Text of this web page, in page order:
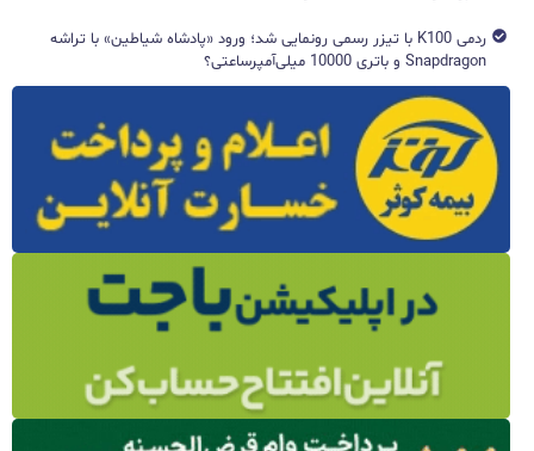
ردمی K100 با تیزر رسمی رونمایی شد؛ ورود «پادشاه شیاطین» با تراشه
Snapdragon و باتری 10000 میلی‌آمپرساعتی؟